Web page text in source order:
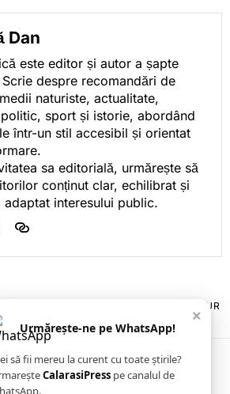
Dan
este editor și autor a șapte
despre recomandări de
naturiste, actualitate,
sport și istorie, abordând
într-un stil accesibil și orientat
sa editorială, urmărește să
conținut clar, echilibrat și
adaptat interesului public.
POLITICA DE ANULARE & RETUR
& TIPĂRITĂ
CONTACT
ANUNȚUL CĂLĂRĂȘEAN
×
Urmărește-ne pe WhatsApp!
să fii mereu la curent cu toate știrile?
CalarasiPress pe canalul de